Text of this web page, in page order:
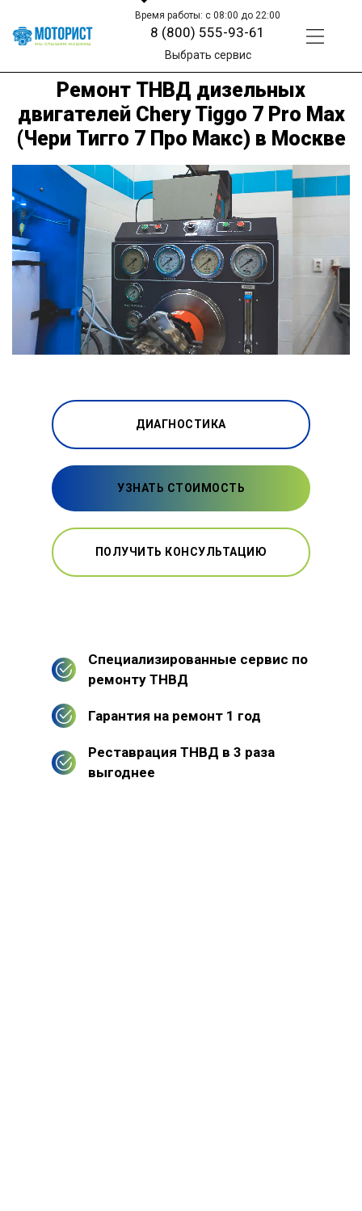
Время работы: с 08:00 до 22:00
8 (800) 555-93-61
Выбрать сервис
Ремонт ТНВД дизельных
двигателей Chery Tiggo 7 Pro Max
(Чери Тигго 7 Про Макс) в Москве
ДИАГНОСТИКА
УЗНАТЬ СТОИМОСТЬ
ПОЛУЧИТЬ КОНСУЛЬТАЦИЮ
Специализированные сервис по
ремонту ТНВД
Гарантия на ремонт 1 год
Реставрация ТНВД в 3 раза
выгоднее